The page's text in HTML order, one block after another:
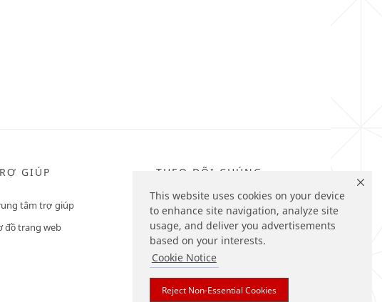
This website uses cookies on your device
to enhance site navigation, analyze site
usage, and deliver you advertisements
based on your interests.
Cookie Notice
Reject Non-Essential Cookies
GIÚP
tâm trợ giúp
đồ trang web
THEO DÕI CHÚNG